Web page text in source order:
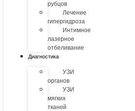
рубцов
Лечение
гипергидроза
Интимное
лазерное
отбеливание
Диагностика
УЗИ
органов
УЗИ
мягких
тканей